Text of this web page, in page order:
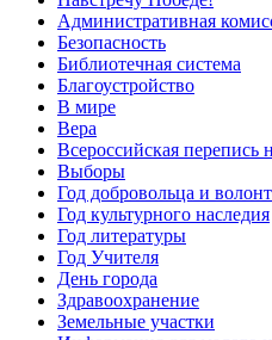
Административная
Безопасность
Библиотечная система
Благоустройство
В мире
Вера
Всероссийская перепись
Выборы
Год добровольца и
Год культурного наследия
Год литературы
Год Учителя
День города
Здравоохранение
Земельные участки